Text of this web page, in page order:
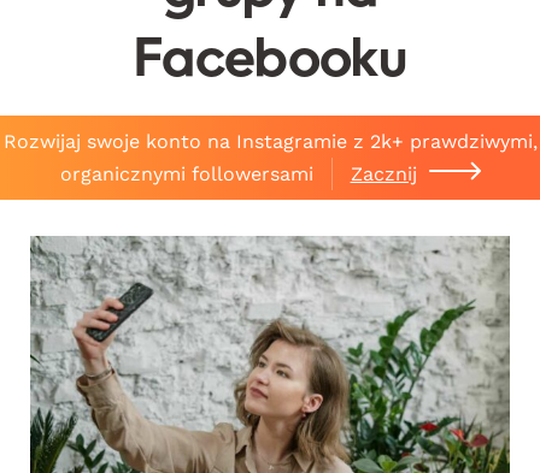
Koszyk
Facebooku
Rozwijaj swoje konto na Instagramie z 2k+ prawdziwymi,
organicznymi followersami
Zacznij